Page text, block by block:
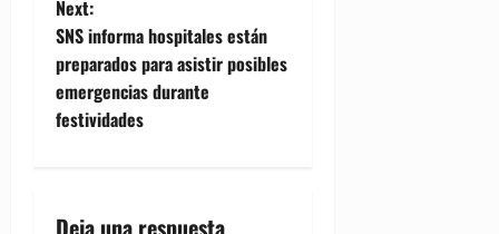
t
n
a
Next:
SNS informa hospitales están
preparados para asistir posibles
emergencias durante
festividades